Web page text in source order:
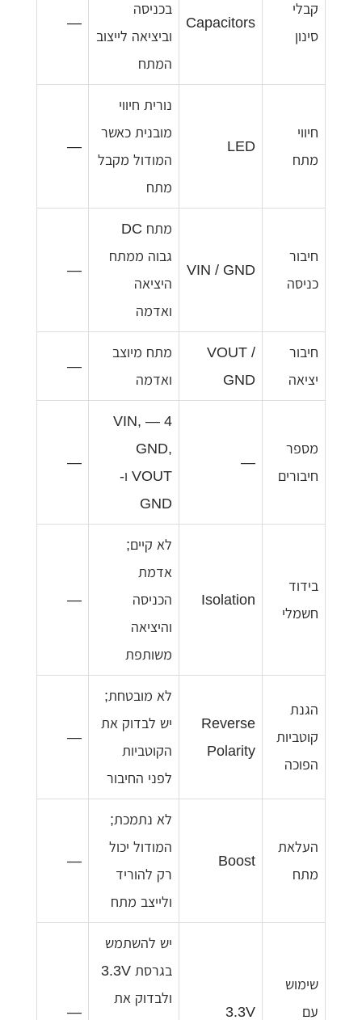
קבלי
סינון
Capacitors
בכניסה
וביציאה לייצוב
המתח
—
חיווי
מתח
LED
נורית חיווי
מובנית כאשר
המודול מקבל
מתח
—
חיבור
כניסה
VIN / GND
מתח DC
גבוה ממתח
היציאה
ואדמה
—
חיבור
יציאה
VOUT /
GND
מתח מיוצב
ואדמה
—
מספר
חיבורים
—
4 — VIN,
GND,
VOUT ו-
GND
—
בידוד
חשמלי
Isolation
לא קיים;
אדמת
הכניסה
והיציאה
משותפת
—
הגנת
קוטביות
הפוכה
Reverse
Polarity
לא מובטחת;
יש לבדוק את
הקוטביות
לפני החיבור
—
העלאת
מתח
Boost
לא נתמכת;
המודול יכול
רק להוריד
ולייצב מתח
—
שימוש
עם
3.3V
יש להשתמש
בגרסת 3.3V
ולבדוק את
—